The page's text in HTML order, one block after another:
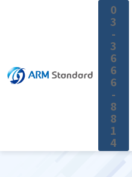
0
3
-
3
6
6
6
-
8
8
1
4